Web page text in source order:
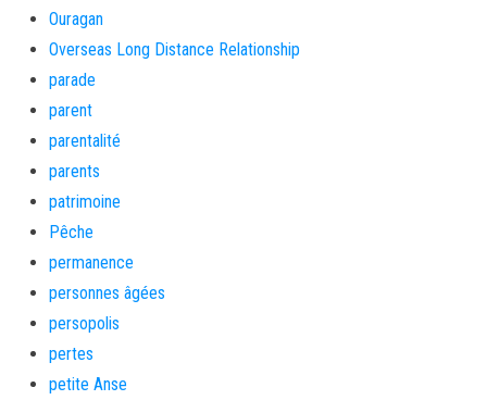
Ouragan
Overseas Long Distance Relationship
parade
parent
parentalité
parents
patrimoine
Pêche
permanence
personnes âgées
persopolis
pertes
petite Anse